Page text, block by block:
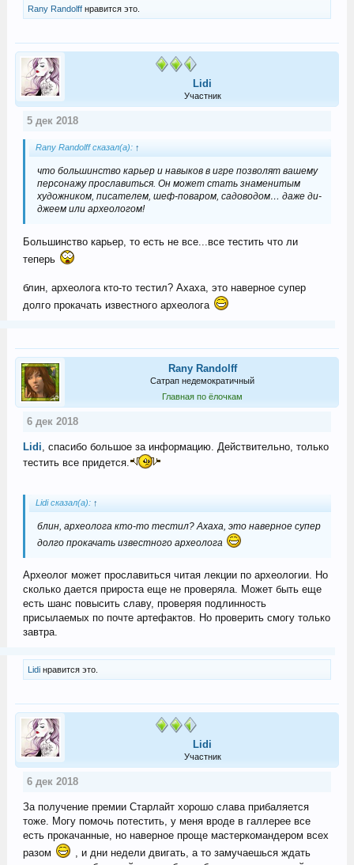
Rany Randolffнравится это.
Lidi
Участник
5 дек 2018
Rany Randolff сказал(а): ↑
что большинство карьер и навыков в игре позволят вашему
персонажу прославиться. Он может стать знаменитым
художником, писателем, шеф-поваром, садоводом… даже ди-
джеем или археологом!
Большинство карьер, то есть не все...все тестить что ли
теперь
блин, археолога кто-то тестил? Ахаха, это наверное супер
долго прокачать известного археолога
Rany Randolff
Сатрап недемократичный
Главная по ёлочкам
6 дек 2018
Lidi , спасибо большое за информацию. Действительно, только
тестить все придется.
Lidi сказал(а): ↑
блин, археолога кто-то тестил? Ахаха, это наверное супер
долго прокачать известного археолога
Археолог может прославиться читая лекции по археологии. Но
сколько дается прироста еще не проверяла. Может быть еще
есть шанс повысить славу, проверяя подлинность
присылаемых по почте артефактов. Но проверить смогу только
завтра.
Lidiнравится это.
Lidi
Участник
6 дек 2018
За получение премии Старлайт хорошо слава прибаляется
тоже. Могу помочь потестить, у меня вроде в галлерее все
есть прокачанные, но наверное проще мастеркомандером всех
разом
, и дни недели двигать, а то замучаешься ждать